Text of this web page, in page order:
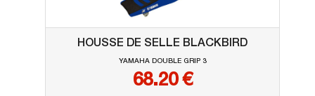
HOUSSE DE SELLE BLACKBIRD
YAMAHA DOUBLE GRIP 3
68.20€